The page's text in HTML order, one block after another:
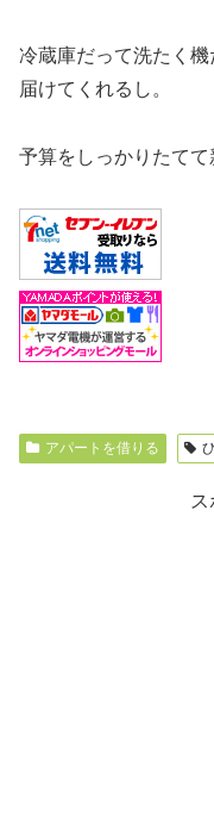
冷蔵庫だって洗たく
届けてくれるし。
予算をしっかりたてて
アパートを借りる